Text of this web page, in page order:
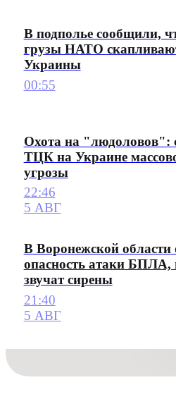
В подполье сообщили,
грузы НАТО
Украины
00:55
Охота на "людоловов":
ТЦК на Украине
угрозы
22:46
5 АВГ
В Воронежской области
опасность атаки БПЛА,
звучат сирены
21:40
5 АВГ